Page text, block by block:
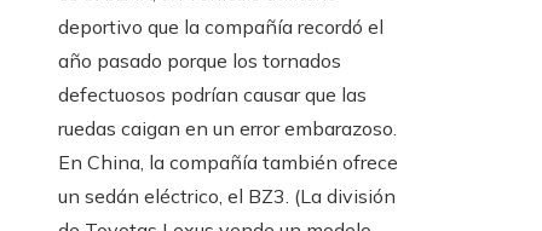
deportivo que la compañía recordó el
año pasado porque los tornados
defectuosos podrían causar que las
ruedas caigan en un error embarazoso.
En China, la compañía también ofrece
un sedán eléctrico, el BZ3. (La división